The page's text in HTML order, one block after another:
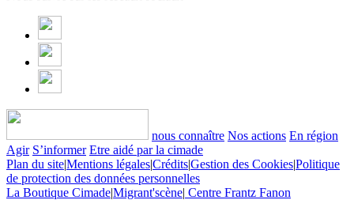
nous connaître Nos actions En région
Agir S’informer Etre aidé par la cimade
Plan du site|Mentions légales|Crédits|Gestion des Cookies|Politique
de protection des données personnelles
La Boutique Cimade|Migrant'scène| Centre Frantz Fanon